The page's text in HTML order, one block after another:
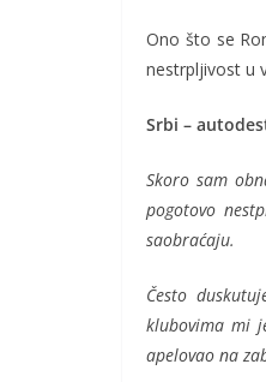
Ono što se
nestrpljivost u
Srbi –
Skoro sam
pogotovo
saobraćaju.
Često
klubovima mi
apelovao na